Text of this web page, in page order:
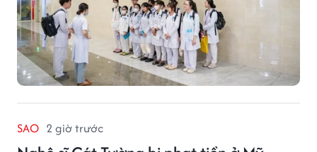
SAO 2 giờ trước